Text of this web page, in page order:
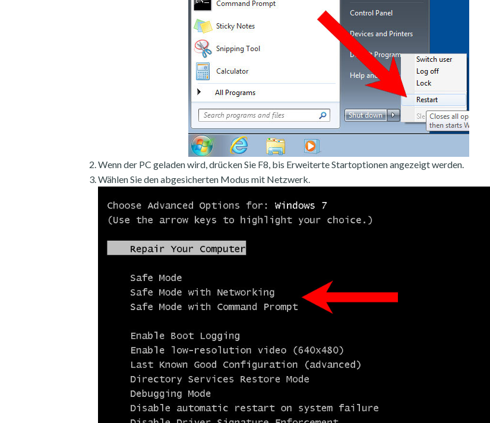
Wenn der PC geladen wird, drücken Sie F8, bis Erweiterte Startoptionen angezeigt werden.
Wählen Sie den abgesicherten Modus mit Netzwerk.